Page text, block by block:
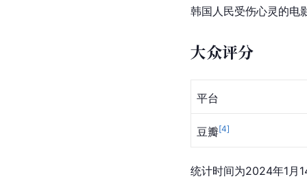
韩国人民受伤心灵的电
大众评分
平台
豆瓣[4]
统计时间为2024年1月